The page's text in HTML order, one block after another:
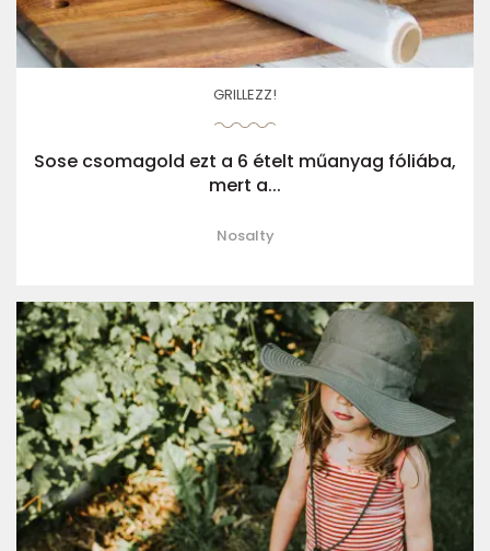
GRILLEZZ!
Sose csomagold ezt a 6 ételt műanyag fóliába,
mert a...
Nosalty